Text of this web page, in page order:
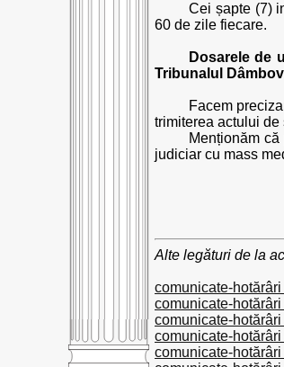
Cei șapte (7)
60 de zile fiecare.
Dosarele de
Tribunalul
Facem
trimiterea actului
Menționăm
judiciar cu mass
Alte legături de la
comunicate-
comunicate-
comunicate-
comunicate-
comunicate-